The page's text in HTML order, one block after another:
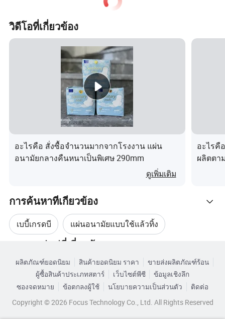
วิดีโอที่เกี่ยวข้อง
อะไรคือ สั่งซื้อจำนวนมากจากโรงงาน แผ่น
อนามัยกลางคืนหนาเป็นพิเศษ 290mm
ดูเพิ่มเติม
อะไรคื
ผลิตตา
การค้นหาที่เกี่ยวข้อง
เบบี้เกรดบี แผ่นอนามัยแบบใช้แล้วทิ้ง
ผ้าอนามัยแบบใช้แล้วทิ้ง ผ้าอนามัยผ้าฝ้าย
ผ้าอนามัยระบายอากาศได้
เรียกดูตามหมวดหมู่
ผลิตภัณฑ์ยอดนิยม สินค้ายอดนิยม ราคา
ขายส่งผลิตภัณฑ์ร้อน
ผู้ซื้อสินค้าประเภทสตาร์
เว็บไซต์พีซี
ข้อมูลเชิงลึก
ซองจดหมาย
ข้อตกลงผู้ใช้ นโยบายความเป็นส่วนตัว
ติดต่อ
Copyright © 2026 Focus Technology Co., Ltd. All Rights Reserved